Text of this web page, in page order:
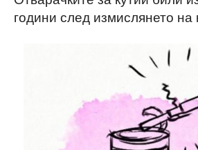
години след измислянето на